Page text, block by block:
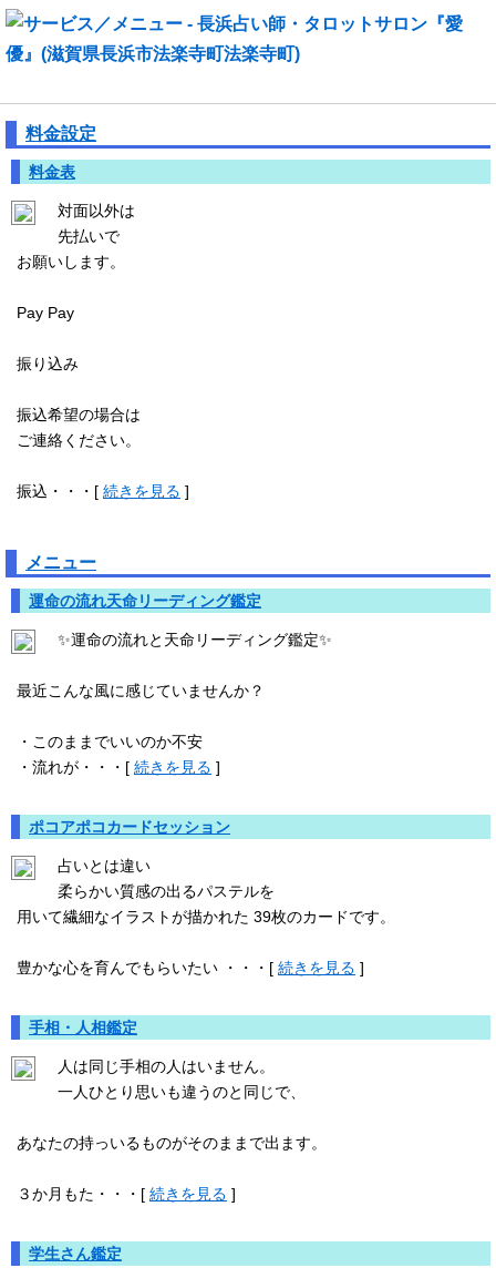
料金設定
料金表
対面以外は
先払いで
お願いします。
Pay Pay
振り込み
振込希望の場合は
ご連絡ください。
振込・・・[ 続きを見る ]
メニュー
運命の流れ天命リーディング鑑定
✨運命の流れと天命リーディング鑑定✨⁡
最近こんな風に感じていませんか？⁡
・このままでいいのか不安⁡
・流れが・・・[ 続きを見る ]
ポコアポコカードセッション
占いとは違い
柔らかい質感の出るパステルを
用いて繊細なイラストが描かれた 39枚のカードです。
豊かな心を育んでもらいたい ・・・[ 続きを見る ]
手相・人相鑑定
人は同じ手相の人はいません。
一人ひとり思いも違うのと同じで、
あなたの持っいるものがそのままで出ます。
３か月もた・・・[ 続きを見る ]
学生さん鑑定